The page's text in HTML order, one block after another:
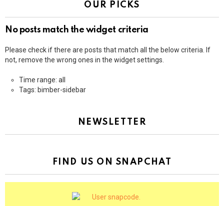
OUR PICKS
No posts match the widget criteria
Please check if there are posts that match all the below criteria. If
not, remove the wrong ones in the widget settings.
Time range: all
Tags: bimber-sidebar
NEWSLETTER
FIND US ON SNAPCHAT